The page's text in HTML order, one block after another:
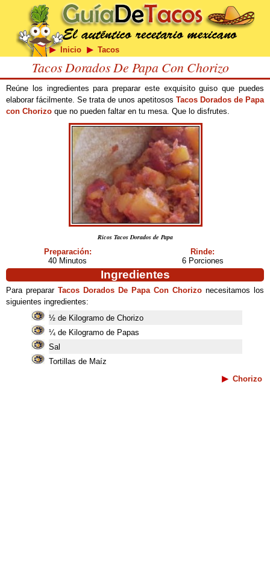
Inicio Tacos
Tacos Dorados De Papa Con Chorizo
Reúne los ingredientes para preparar este exquisito guiso que puedes
elaborar fácilmente. Se trata de unos apetitosos Tacos Dorados de Papa
con Chorizo que no pueden faltar en tu mesa. Que lo disfrutes.
Ricos Tacos Dorados de Papa
Preparación:
40 Minutos
Rinde:
6 Porciones
Ingredientes
Para preparar Tacos Dorados De Papa Con Chorizo necesitamos los
siguientes ingredientes:
½ de Kilogramo de Chorizo
¼ de Kilogramo de Papas
Sal
Tortillas de Maíz
Chorizo